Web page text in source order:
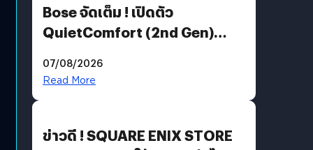
Bose จัดเต็ม ! เปิดตัว
QuietComfort (2nd Gen)
07/08/2026
Read More
ข่าวดี ! SQUARE ENIX STORE